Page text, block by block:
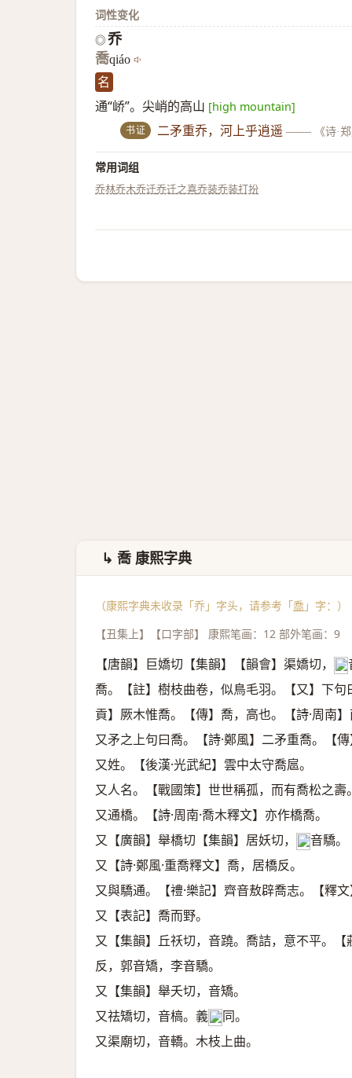
词性变化
◎ 乔
喬qiáo
名
通“峤”。尖峭的高山 [high mountain]
书证 二矛重乔，河上乎逍遥 —— 《诗·
常用词组
乔林乔木乔迁乔迁之喜乔装乔装打扮
↳ 喬 康熙字典
（康熙字典未收录「乔」字头，请参考「喬 」字：）
【丑集上】【口字部】 康熙笔画：12 部外笔画：9
【唐韻】巨嬌切【集韻】【韻會】渠嬌切， 𠀤
喬。【註】樹枝曲卷，似鳥毛羽。【又】下
貢】厥木惟喬。【傳】喬，高也。【詩·周南
又矛之上句曰喬。【詩·鄭風】二矛重喬。【
又姓。【後漢·光武紀】雲中太守喬扈。
又人名。【戰國策】世世稱孤，而有喬松之壽
又通橋。【詩·周南·喬木釋文】亦作橋喬。
又【廣韻】舉橋切【集韻】居妖切， 𠀤音驕。
又【詩·鄭風·重喬釋文】喬，居橋反。
又與驕通。【禮·樂記】齊音敖辟喬志。【釋
又【表記】喬而野。
又【集韻】丘祅切，音蹺。喬詰，意不平。
反，郭音矯，李音驕。
又【集韻】舉夭切，音矯。
又祛矯切，音槁。義𠀤同。
又渠廟切，音轎。木枝上曲。